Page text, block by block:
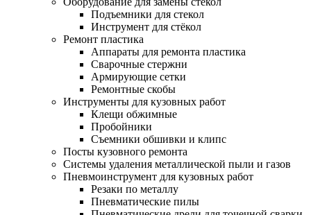
Подъемники для стекол
Инструмент для стёкол
Ремонт пластика
Аппараты для ремонта пластика
Сварочные стержни
Армирующие сетки
Ремонтные скобы
Инструменты для кузовных работ
Клещи обжимные
Пробойники
Съемники обшивки и клипс
Посты кузовного ремонта
Системы удаления металлической пыли и газов
Пневмоинструмент для кузовных работ
Резаки по металлу
Пневматические пилы